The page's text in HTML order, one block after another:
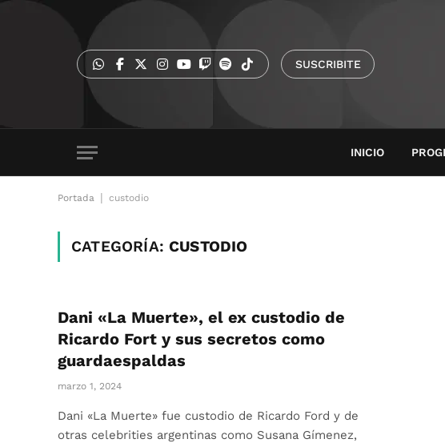
SUSCRIBITE
INICIO
Portada custodio
CATEGORÍA:CUSTODIO
Dani «La Muerte», el ex custodio de
Ricardo Fort y sus secretos como
guardaespaldas
marzo 1, 2024
Dani «La Muerte» fue custodio de Ricardo Ford y de
otras celebrities argentinas como Susana Gímenez,